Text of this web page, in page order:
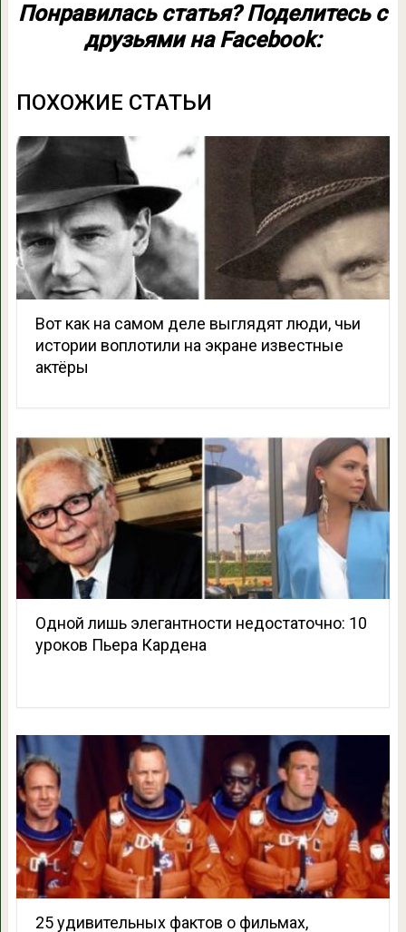
Понравилась статья? Поделитесь с
друзьями на Facebook:
ПОХОЖИЕ СТАТЬИ
Вот как на самом деле выглядят люди, чьи
истории воплотили на экране известные
актёры
Одной лишь элегантности недостаточно: 10
уроков Пьера Кардена
25 удивительных фактов о фильмах,